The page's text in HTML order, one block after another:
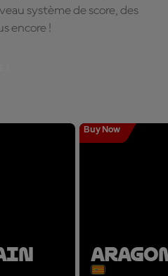
système de score, des
encore !
Buy Now